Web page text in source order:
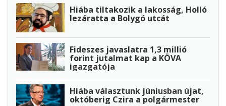
Hiába tiltakozik a lakosság, Holló
lezáratta a Bolygó utcát
Fideszes javaslatra 1,3 millió
forint jutalmat kap a KÖVA
igazgatója
Hiába választunk júniusban újat,
októberig Czira a polgármester